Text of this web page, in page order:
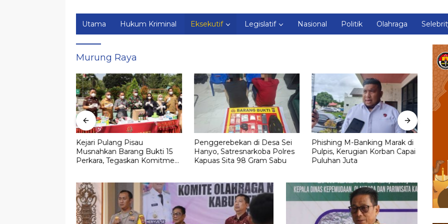
Utama Hukum Kriminal Eksekutif Legislatif Nasional Politik Olahraga
Murung Raya
Kejari Pulang Pisau
Musnahkan Barang Bukti 15
Perkara, Tegaskan Komitmen
Penggerebekan di Desa Sei
Hanyo, Satresnarkoba Polres
Kapuas Sita 98 Gram Sabu
Phishing M-Banking Marak di
Pulpis, Kerugian Korban Capai
Puluhan Juta